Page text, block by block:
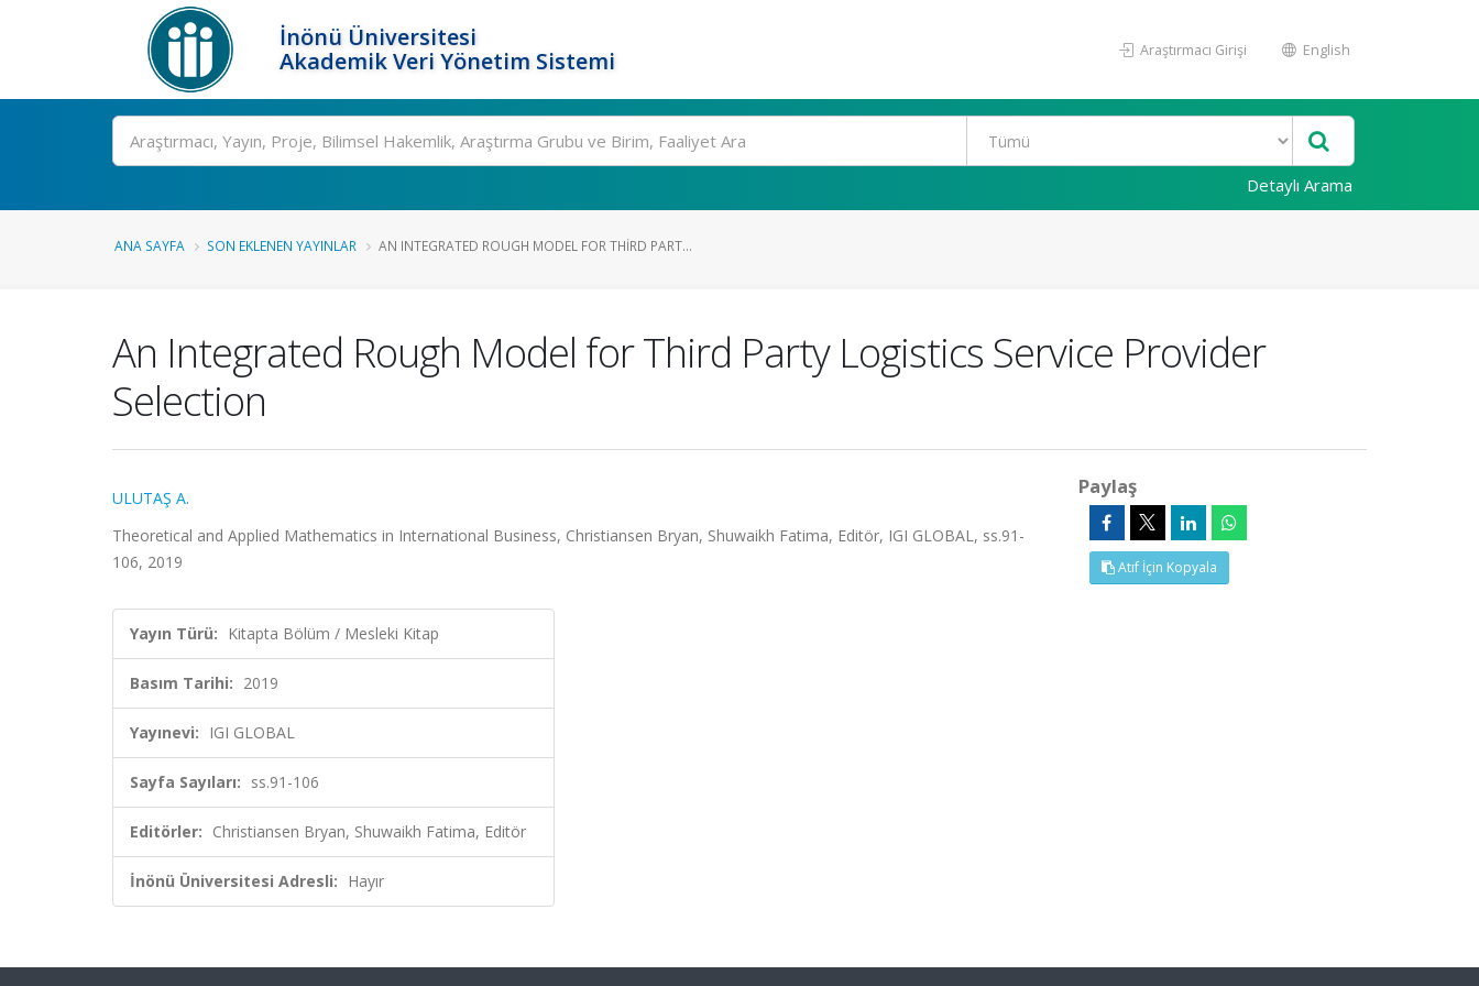
İnönü Üniversitesi
Akademik Veri Yönetim Sistemi
Araştırmacı Girişi English
Ara
Detaylı Arama
ANA SAYFA SON EKLENEN YAYINLAR AN INTEGRATED ROUGH MODEL FOR THIRD PART...
An Integrated Rough Model for Third Party Logistics Service Provider
Selection
ULUTAŞ A.
Theoretical and Applied Mathematics in International Business, Christiansen Bryan, Shuwaikh Fatima, Editör, IGI GLOBAL, ss.91-
106, 2019
Yayın Türü: Kitapta Bölüm / Mesleki Kitap
Basım Tarihi: 2019
Yayınevi: IGI GLOBAL
Sayfa Sayıları: ss.91-106
Editörler: Christiansen Bryan, Shuwaikh Fatima, Editör
İnönü Üniversitesi Adresli: Hayır
Paylaş
Atıf İçin Kopyala